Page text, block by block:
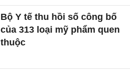
Bộ Y tế thu hồi số công bố
của 313 loại mỹ phẩm quen
thuộc